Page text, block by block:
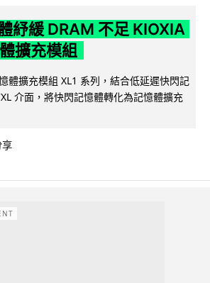
紓緩 DRAM 不足 KIOXIA
擴充模組
體擴充模組 XL1 系列，結合低延遲快閃記
介面，將快閃記憶體轉化為記憶體擴充